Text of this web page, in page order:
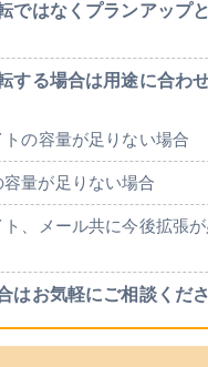
ではなくプランアップ
する場合は用途に合わ
トの容量が足りない場合
容量が足りない場合
ト、メール共に今後拡張
はお気軽にご相談くださ